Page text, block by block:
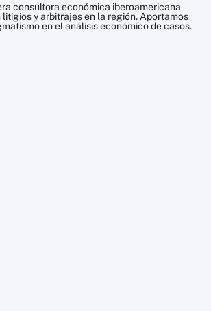
consultora económica iberoamericana
y arbitrajes en la región. Aportamos
en el análisis económico de casos.